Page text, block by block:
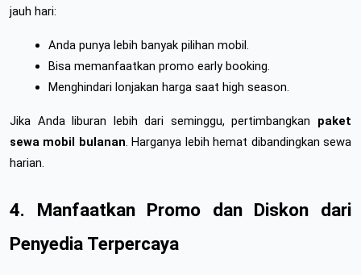
jauh hari:
Anda punya lebih banyak pilihan mobil.
Bisa memanfaatkan promo early booking.
Menghindari lonjakan harga saat high season.
Jika Anda liburan lebih dari seminggu, pertimbangkan paket
sewa mobil bulanan. Harganya lebih hemat dibandingkan sewa
harian.
4. Manfaatkan Promo dan Diskon dari
Penyedia Terpercaya